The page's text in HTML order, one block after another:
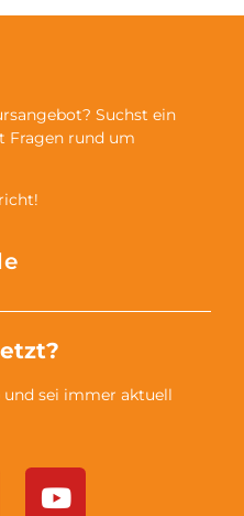
Suchst ein
Fragen rund um
sei immer aktuell